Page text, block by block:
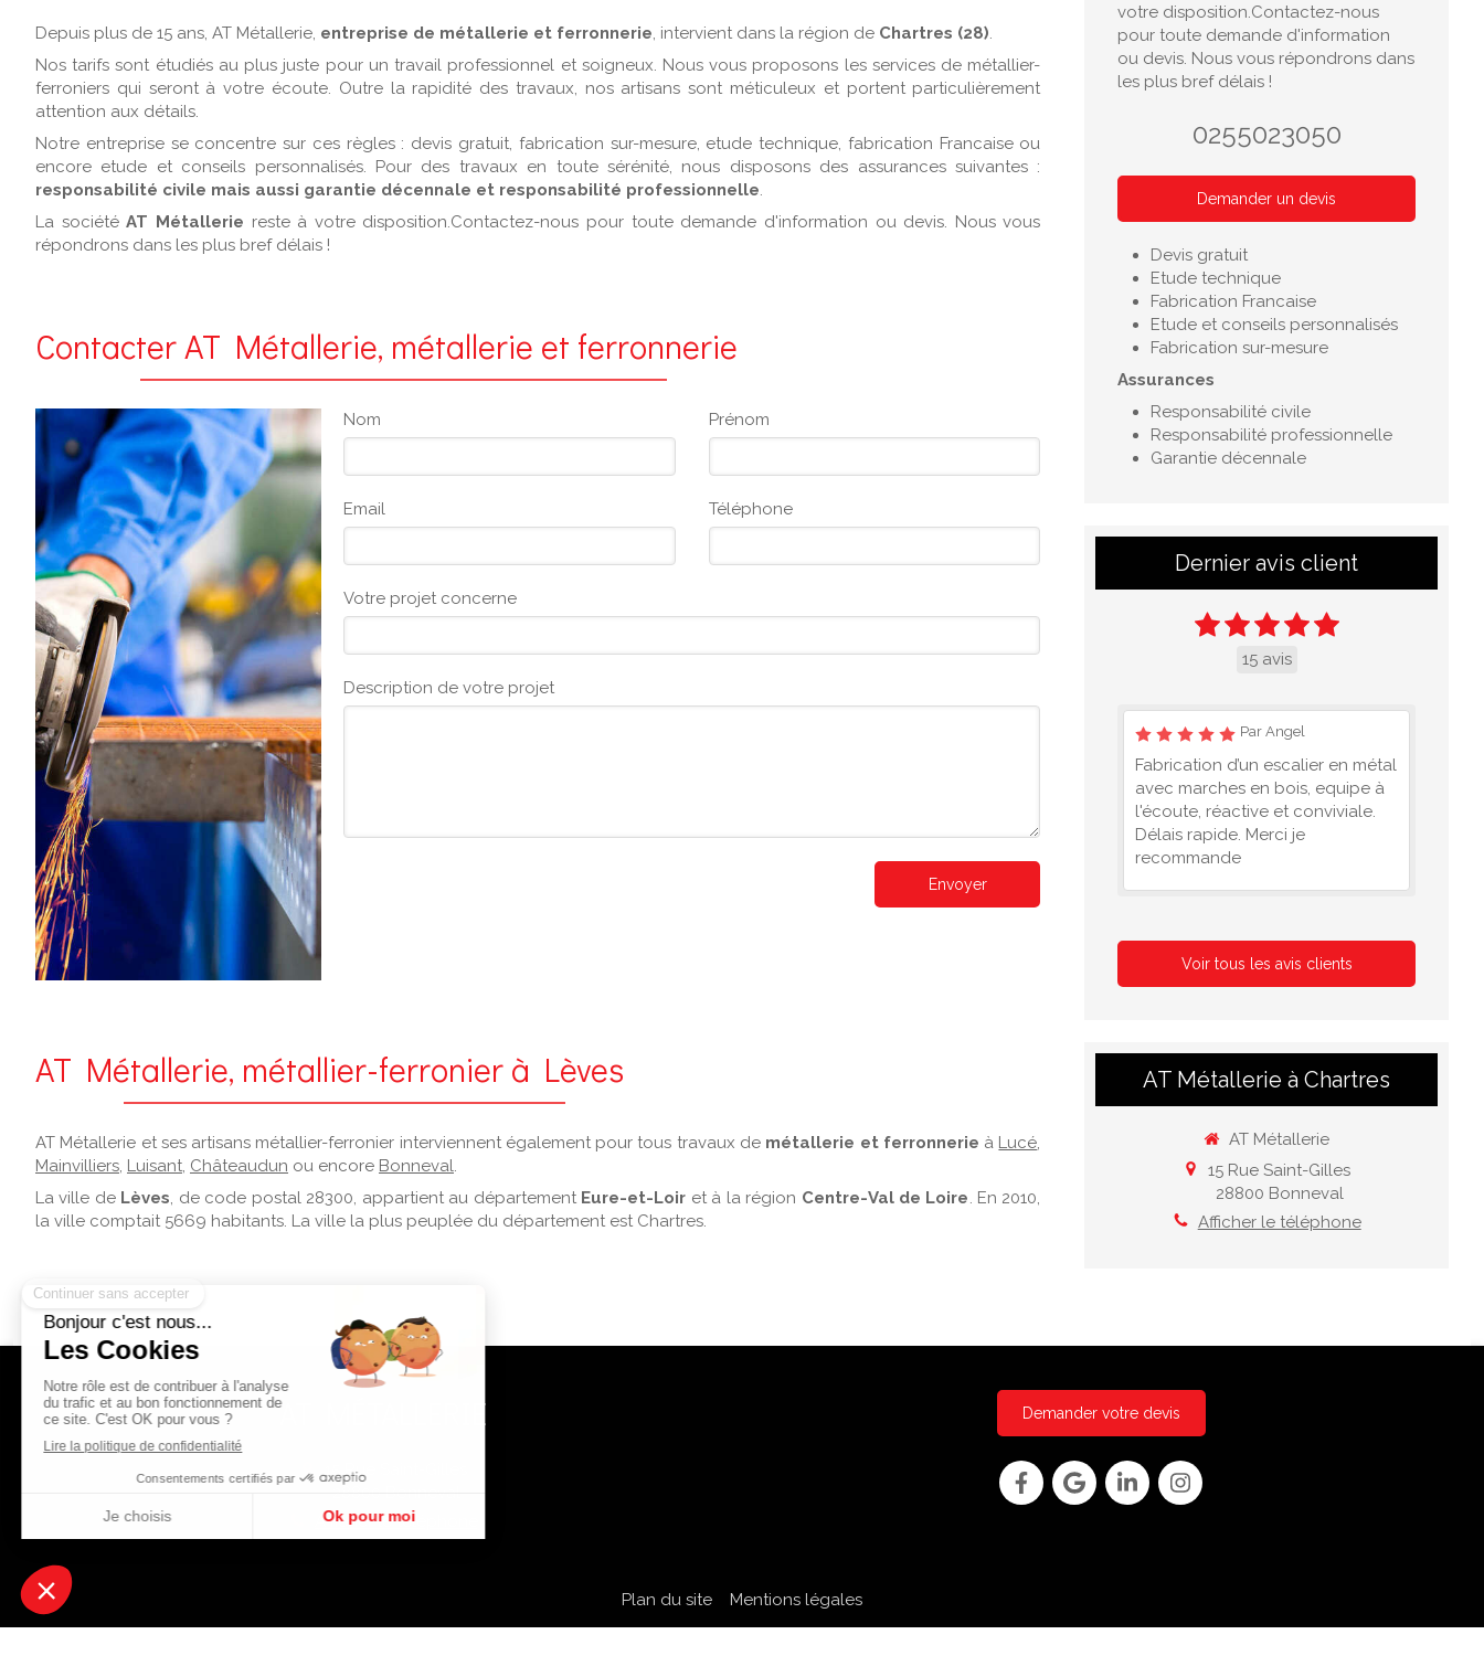
Depuis plus de 15 ans, AT Métallerie, entreprise de métallerie et ferronnerie, intervient dans la région de Chartres (28).
Nos tarifs sont étudiés au plus juste pour un travail professionnel et soigneux. Nous vous proposons les services de métallier-
ferroniers qui seront à votre écoute. Outre la rapidité des travaux, nos artisans sont méticuleux et portent particulièrement
attention aux détails.
Notre entreprise se concentre sur ces règles : devis gratuit, fabrication sur-mesure, etude technique, fabrication Francaise ou
encore etude et conseils personnalisés. Pour des travaux en toute sérénité, nous disposons des assurances suivantes :
responsabilité civile mais aussi garantie décennale et responsabilité professionnelle.
La sociétéAT Métallerie reste à votre disposition.Contactez-nous pour toute demande d'information ou devis. Nous vous
répondrons dans les plus bref délais !
Contacter AT Métallerie, métallerie et ferronnerie
Nom Prénom
Email Téléphone
Votre projet concerne
Description de votre projet
Envoyer
AT Métallerie, métallier-ferronier à Lèves
AT Métallerie et ses artisans métallier-ferronier interviennent également pour tous travaux de métallerie et ferronnerie à Lucé
Mainvilliers Luisant Châteaudun ou encore Bonneval
La ville de Lèves , de code postal 28300, appartient au département Eure-et-Loir et à la région Centre-Val de Loire . En 2010,
la ville comptait 5669 habitants. La ville la plus peuplée du département est Chartres.
votre disposition.Contactez-nous
pour toute demande d'information
ou devis. Nous vous répondrons dans
les plus bref délais !
0255023050
Demander un devis
Devis gratuit
Etude technique
Fabrication Francaise
Etude et conseils personnalisés
Fabrication sur-mesure
Assurances
Responsabilité civile
Responsabilité professionnelle
Garantie décennale
Dernier avis client
15 avis
Par Angel
Fabrication d’un escalier en métal
avec marches en bois, equipe à
l'écoute, réactive et conviviale.
Délais rapide. Merci je
recommande
Voir tous les avis clients
AT Métallerie à Chartres
AT Métallerie
15 Rue Saint-Gilles
28800 Bonneval
Afficher le téléphone
AT MÉTALLERIE
15 Rue Saint-Gilles
Afficher le téléphone
Demander votre devis
Plan du site Mentions légales